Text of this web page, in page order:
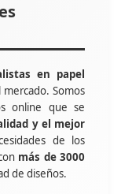
en papel
mercado. Somos
online que se
y el mejor
de los
más de 3000
de diseños.